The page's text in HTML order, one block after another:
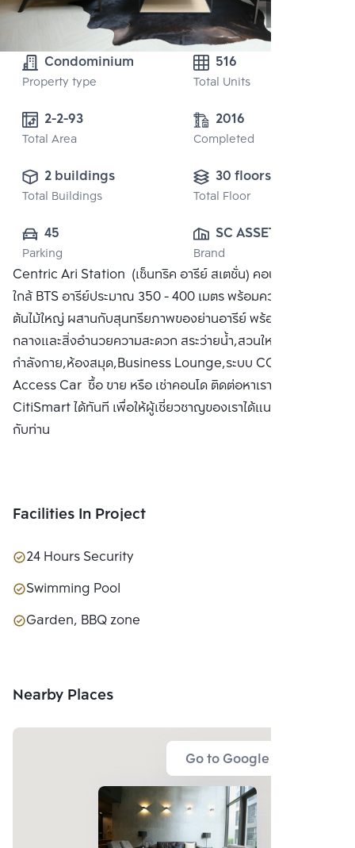
Condominium
Property type
516
Total Units
2-2-93
Total Area
2016
Completed
2 buildings
Total Buildings
30 floors
Total Floor
45
Parking
SC ASSET
CORPORATION
PUBLIC CO.,
LTD.
Brand
Centric Ari Station (เซ็นทริค อารีย์ สเตชั่น) คอนโดเรียบหรู
ใกล้ BTS อารีย์ประมาณ 350 - 400 เมตร พร้อมความร่มรื่นของ
ต้นไม้ใหญ่ ผสานกับสุนทรียภาพของย่านอารีย์ พร้อมพื่นทีส่วน
กลางและสิ่งอำนวยความสะดวก สระว่ายน้ำ,สวนใหญ่,ห้องออก
กำลังกาย,ห้องสมุด,Business Lounge,ระบบ CCTV /
Access Car ซื้อ ขาย หรือ เช่าคอนโด ติดต่อหาเรา Bangkok
CitiSmart ได้ทันที เพื่อให้ผู้เชี่ยวชาญของเราได้แนะนำคอนโดให้
กับท่าน
Facilities In Project
24 Hours Security
Swimming Pool
Garden, BBQ zone
Nearby Places
Go to Google Map